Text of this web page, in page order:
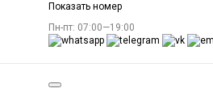
Показать номер
Пн-пт: 07:00—19:00